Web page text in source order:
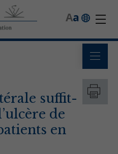
a
A
suffit-
de
en